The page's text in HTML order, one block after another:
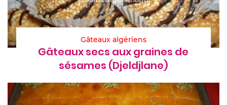
Gâteaux algériens
Gâteaux secs aux graines de
sésames (Djeldjlane)